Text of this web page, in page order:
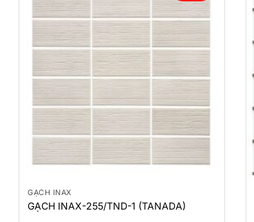
GẠCH INAX
GẠCH INAX-255/TND-1 (TANADA)